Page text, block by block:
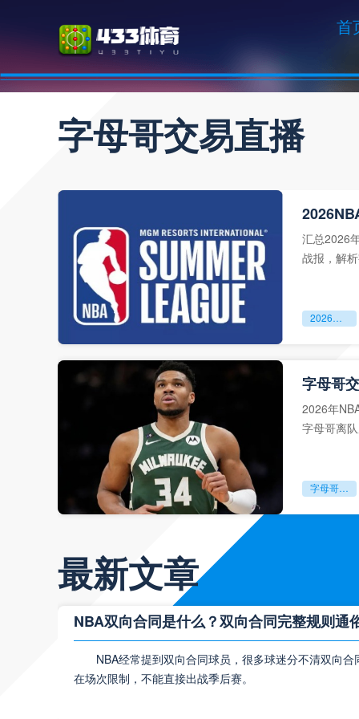
首
字母哥交易直播
汇总2026
战报，解
2026NBA休赛期
2026年
字母哥离
字母哥交易
最新文章
NBA双向合同是什么？双向合同完整规则通
NBA经常提到双向合同球员，很多球迷分不清双向
在场次限制，不能直接出战季后赛。